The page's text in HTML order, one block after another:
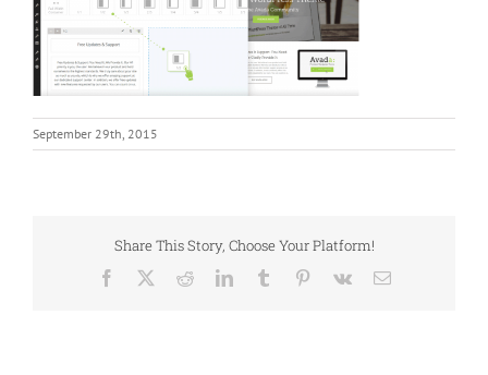
September 29th, 2015
Share This Story, Choose Your Platform!
Facebook RedditLinkedInTumblr Pinterest
Vk Email